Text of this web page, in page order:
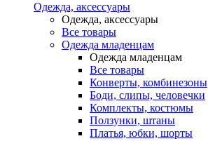
Одежда, аксессуары
Одежда, аксессуары
Все товары
Одежда младенцам
Одежда младенцам
Все товары
Конверты, комбинезоны
Боди, слипы, человечки
Комплекты, костюмы
Ползунки, штаны
Платья, юбки, шорты